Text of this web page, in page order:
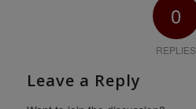
0
REPLIES
Leave a Reply